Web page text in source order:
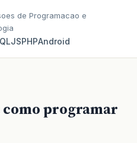
de Programacao e
JSPHPAndroid
programar